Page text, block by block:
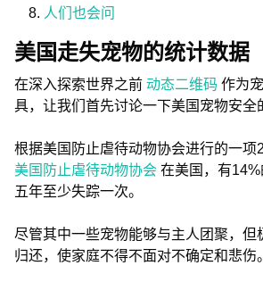
人们也会问
美国走失宠物的统计数据
在深入探索世界之前 动态二维码 作为
具，让我们首先讨论一下美国宠物安全
根据美国防止虐待动物协会进行的一项
美国防止虐待动物协会 在美国，有
五年至少失踪一次。
尽管其中一些宠物能够与主人团聚，但
归还，使家庭不得不面对不确定和悲伤。